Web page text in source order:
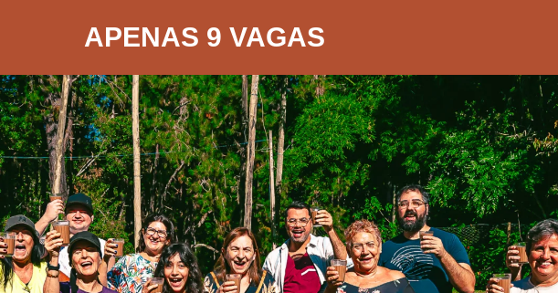
APENAS 9 VAGAS